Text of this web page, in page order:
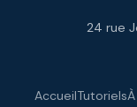
24 rue
AccueilTutoriels